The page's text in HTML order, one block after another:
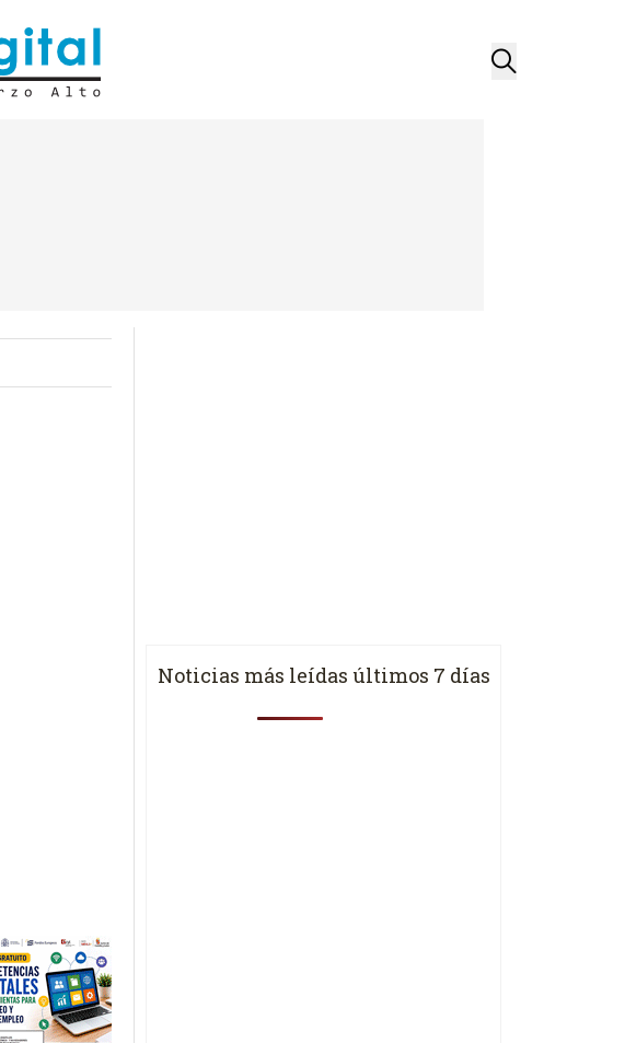
Noticias más leídas últimos 7 días